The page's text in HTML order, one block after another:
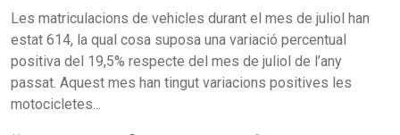
Les matriculacions de vehicles durant el mes de juliol han
estat 614, la qual cosa suposa una variació percentual
positiva del 19,5% respecte del mes de juliol de l’any
passat. Aquest mes han tingut variacions positives les
motocicletes...